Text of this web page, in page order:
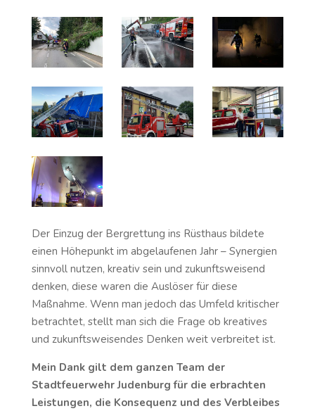
Der Einzug der Bergrettung ins Rüsthaus bildete
einen Höhepunkt im abgelaufenen Jahr – Synergien
sinnvoll nutzen, kreativ sein und zukunftsweisend
denken, diese waren die Auslöser für diese
Maßnahme. Wenn man jedoch das Umfeld kritischer
betrachtet, stellt man sich die Frage ob kreatives
und zukunftsweisendes Denken weit verbreitet ist.
Mein Dank gilt dem ganzen Team der
Stadtfeuerwehr Judenburg für die erbrachten
Leistungen, die Konsequenz und des Verbleibes